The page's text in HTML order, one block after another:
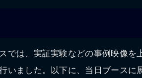
では、実証実験などの事例映像を
いました。以下に、当日ブースに